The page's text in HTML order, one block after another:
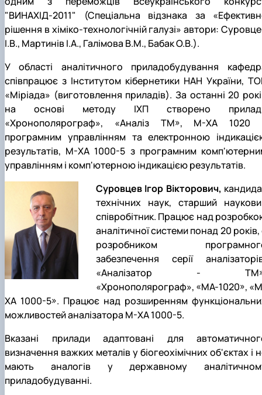
"ВИНАХІД-2011" (Спеціальна відзнака за
рішення в хіміко-технологічній галузі» автори:
І.В., Мартинів І.А., Галімова В.М., Бабак О.В.).
У області аналітичного приладобудування
співпрацює з Інститутом кібернетики НАН України,
«Міріада» (виготовлення приладів). За останні 20
на основі методу ІХП створено
«Хронополярограф», «Аналіз ТМ», М-ХА 1020
програмним управлінням та електронною
результатів, М-ХА 1000-5 з програмним
управлінням і комп'ютерною індикацією результатів.
Суровцев Ігор Вікторович,
технічних наук, старший
співробітник. Працює над
аналітичної системи понад 20 років,
розробником
забезпечення серії
«Аналізатор -
«Хронополярограф», «МА-1020»,
ХА 1000-5». Працює над розширенням
можливостей аналізатора М-ХА 1000-5.
Вказані прилади адаптовані для
визначення важких металів у біогеохімічних об'єктах і
мають аналогів у державному
приладобудуванні.